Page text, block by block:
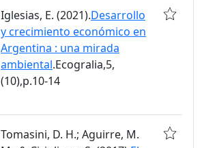
Iglesias, E. (2021).Desarrollo
y crecimiento económico en
Argentina : una mirada
ambiental.Ecogralia,5,
(10),p.10-14
Tomasini, D. H.; Aguirre, M.